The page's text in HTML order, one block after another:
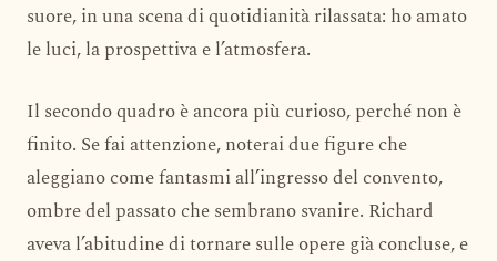
suore, in una scena di quotidianità rilassata: ho amato
le luci, la prospettiva e l’atmosfera.
Il secondo quadro è ancora più curioso, perché non è
finito. Se fai attenzione, noterai due figure che
aleggiano come fantasmi all’ingresso del convento,
ombre del passato che sembrano svanire. Richard
aveva l’abitudine di tornare sulle opere già concluse, e